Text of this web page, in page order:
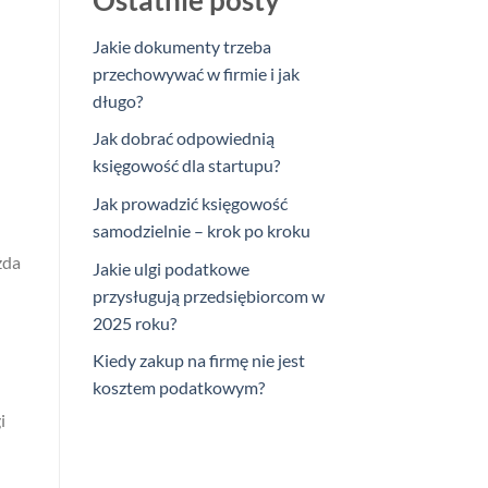
Jakie dokumenty trzeba
przechowywać w firmie i jak
długo?
Jak dobrać odpowiednią
księgowość dla startupu?
Jak prowadzić księgowość
samodzielnie – krok po kroku
Jakie ulgi podatkowe
przysługują przedsiębiorcom w
2025 roku?
Kiedy zakup na firmę nie jest
kosztem podatkowym?